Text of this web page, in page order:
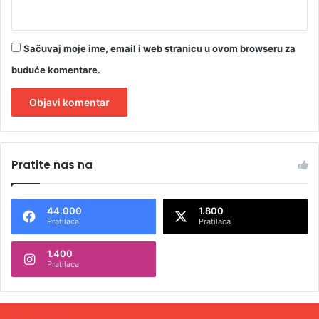
Sačuvaj moje ime, email i web stranicu u ovom browseru za
buduće komentare.
t
n
t
Pratite nas na
44.000
Pratilaca
1.800
Pratilaca
1.400
Pratilaca